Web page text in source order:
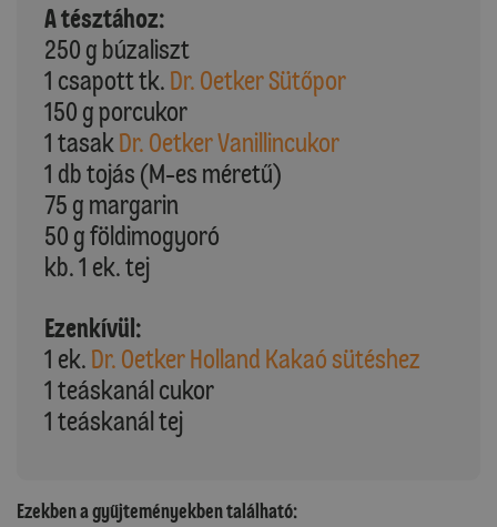
A tésztához:
250 g búzaliszt
1 csapott tk. Dr. Oetker Sütőpor
150 g porcukor
1 tasak Dr. Oetker Vanillincukor
1 db tojás (M-es méretű)
75 g margarin
50 g földimogyoró
kb. 1 ek. tej
Ezenkívül:
1 ek. Dr. Oetker Holland Kakaó sütéshez
1 teáskanál cukor
1 teáskanál tej
Ezekben a gyűjteményekben található: